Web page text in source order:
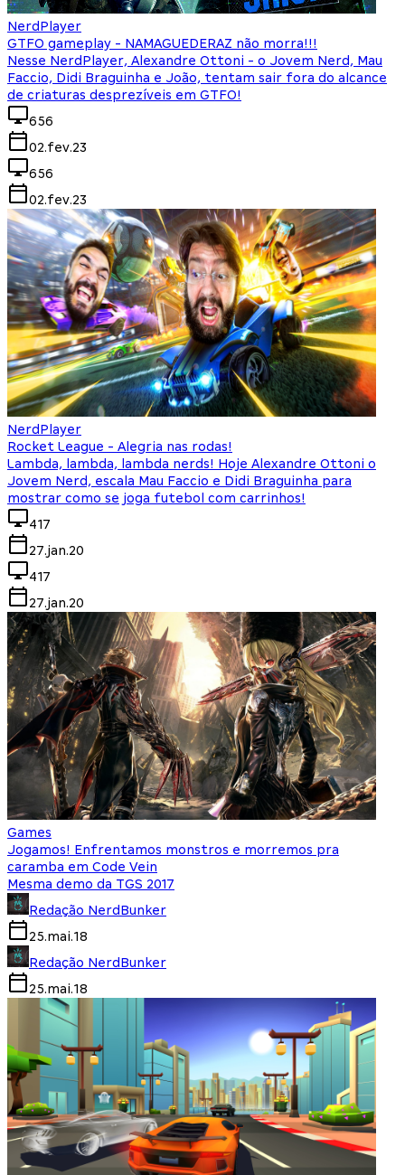
NerdPlayer
GTFO gameplay - NAMAGUEDERAZ não morra!!!
Nesse NerdPlayer, Alexandre Ottoni - o Jovem Nerd, Mau
Faccio, Didi Braguinha e João, tentam sair fora do alcance
de criaturas desprezíveis em GTFO!
656
02.fev.23
656
02.fev.23
NerdPlayer
Rocket League - Alegria nas rodas!
Lambda, lambda, lambda nerds! Hoje Alexandre Ottoni o
Jovem Nerd, escala Mau Faccio e Didi Braguinha para
mostrar como se joga futebol com carrinhos!
417
27.jan.20
417
27.jan.20
Games
Jogamos! Enfrentamos monstros e morremos pra
caramba em Code Vein
Mesma demo da TGS 2017
Redação NerdBunker
25.mai.18
Redação NerdBunker
25.mai.18